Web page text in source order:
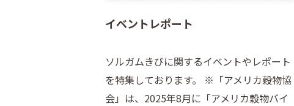
イベントレポート
ソルガムきびに関するイベントやレポート
を特集しております。 ※「アメリカ穀物協
会」は、2025年8月に「アメリカ穀物バイ